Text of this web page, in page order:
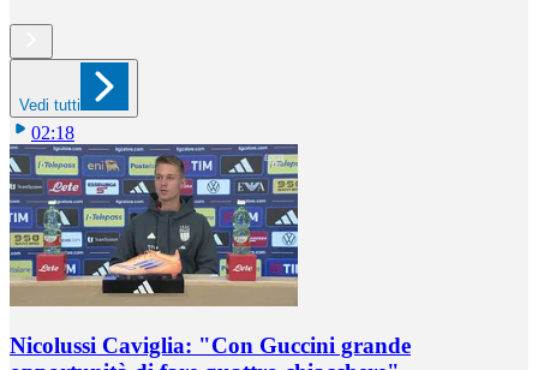
Vedi tutti
02:18
Nicolussi Caviglia: "Con Guccini grande